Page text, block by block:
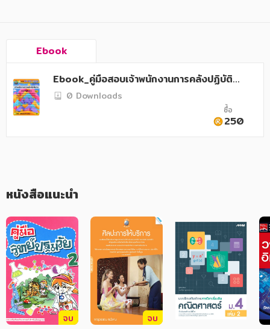
การเกษตร ชีววิทยา
การเรียน การศึกษา
หนังสือเด็ก
ความรู้ทั่วไป
การ์ตูนความรู้ การ์ตูน
การ์ตูนมังงะ (Manga)
Ebook
Ebook_คู่มือสอบเจ้าพนักงานการคลังปฏิบัติงา
น กรมบัญชีกลาง
0 Downloads
ซื้อ
250
หนังสือแนะนำ
จบ
จบ